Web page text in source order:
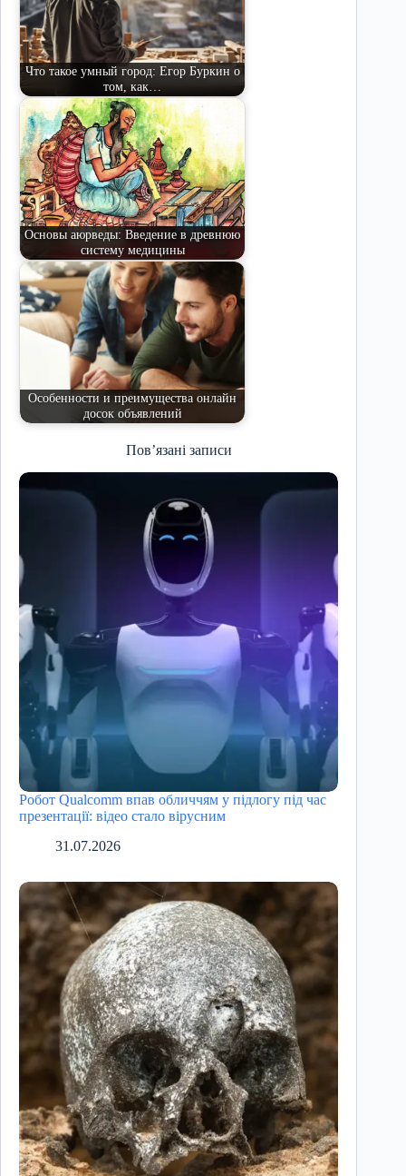
Что такое умный город: Егор Буркин о
том, как…
Основы аюрведы: Введение в древнюю
систему медицины
Особенности и преимущества онлайн
досок объявлений
Пов’язані записи
Робот Qualcomm впав обличчям у підлогу під час
презентації: відео стало вірусним
31.07.2026